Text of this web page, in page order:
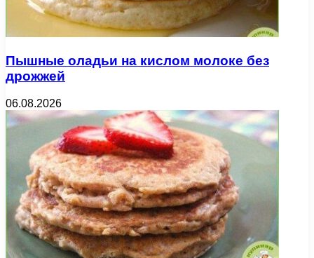
Пышные оладьи на кислом молоке без
дрожжей
06.08.2026